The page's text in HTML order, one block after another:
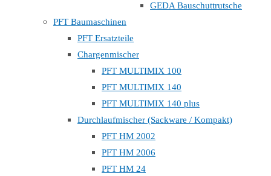
GEDA Bauschuttrutsche
PFT Baumaschinen
PFT Ersatzteile
Chargenmischer
PFT MULTIMIX 100
PFT MULTIMIX 140
PFT MULTIMIX 140 plus
Durchlaufmischer (Sackware / Kompakt)
PFT HM 2002
PFT HM 2006
PFT HM 24